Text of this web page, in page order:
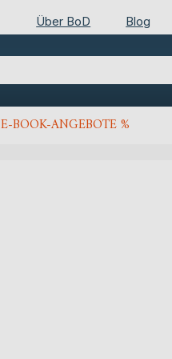
Über BoD Blog
E-BOOK-ANGEBOTE %